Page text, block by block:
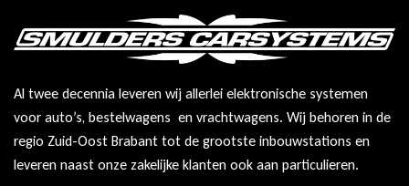
Al twee decennia leveren wij allerlei elektronische systemen
voor auto’s, bestelwagens en vrachtwagens. Wij behoren in de
regio Zuid-Oost Brabant tot de grootste inbouwstations en
leveren naast onze zakelijke klanten ook aan particulieren.